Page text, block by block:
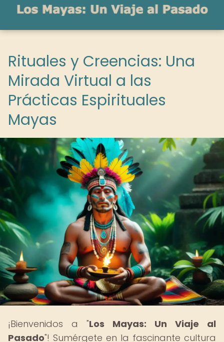
Rituales y Creencias: Una
Mirada Virtual a las
Prácticas Espirituales
Mayas
¡Bienvenidos a "Los Mayas: Un Viaje al
Pasado"! Sumérgete en la fascinante cultura